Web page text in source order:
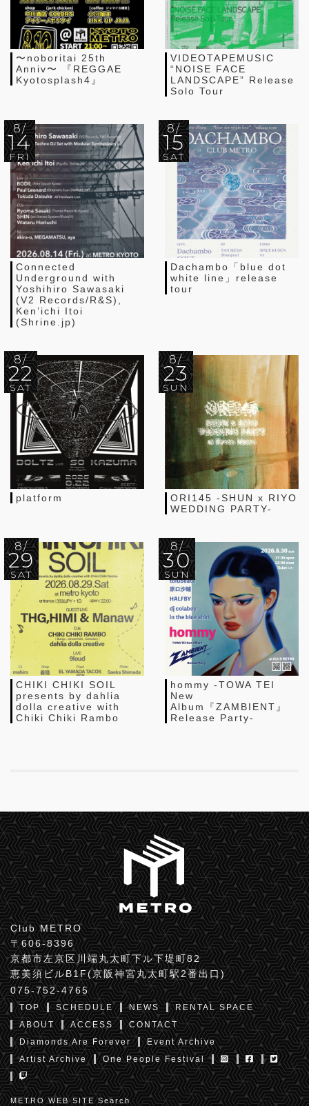
〜noboritai 25th
Anniv〜 『REGGAE
Kyotosplash4』
VIDEOTAPEMUSIC
“NOISE FACE
LANDSCAPE” Release
Solo Tour
8/
14
FRI
Connected
Underground with
Yoshihiro Sawasaki
(V2 Records/R&S),
Ken’ichi Itoi
(Shrine.jp)
8/
15
SAT
Dachambo「blue dot
white line」release
tour
8/
22
SAT
platform
8/
23
SUN
ORI145 -SHUN x RIYO
WEDDING PARTY-
8/
29
SAT
CHIKI CHIKI SOIL
presents by dahlia
dolla creative with
Chiki Chiki Rambo
8/
30
SUN
hommy -TOWA TEI
New
Album『ZAMBIENT』
Release Party-
Club METRO
〒606-8396
京都市左京区川端丸太町下ル下堤町82
恵美須ビルB1F(京阪神宮丸太町駅2番出口)
075-752-4765
TOP SCHEDULE NEWS
RENTAL SPACE
ABOUT
ACCESS
CONTACT
Diamonds Are Forever
Event Archive
Artist Archive
One People Festival
METRO WEB SITE Search